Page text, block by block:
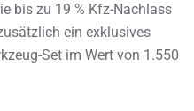
bis zu 19 % Kfz-Nachlass
ein exklusives
Set im Wert von 1.550